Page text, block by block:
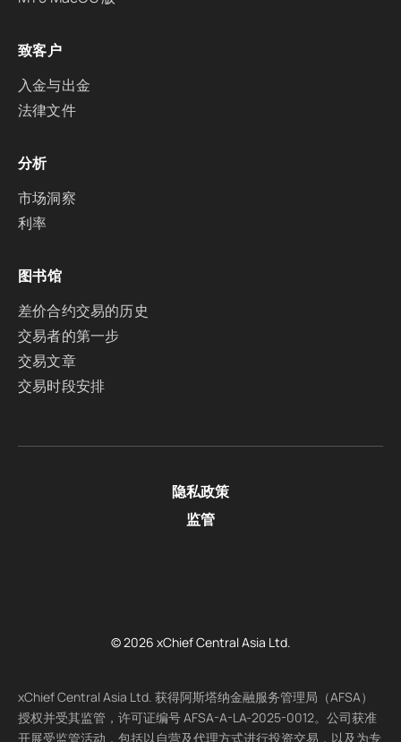
致客户
入金与出金
法律文件
分析
市场洞察
利率
图书馆
差价合约交易的历史
交易者的第一步
交易文章
交易时段安排
隐私政策
监管
© 2026 xChief Central Asia Ltd.
xChief Central Asia Ltd. 获得阿斯塔纳金融服务管理局（AFSA）
授权并受其监管，许可证编号 AFSA-A-LA-2025-0012。公司获准
开展受监管活动，包括以自营及代理方式进行投资交易，以及为专